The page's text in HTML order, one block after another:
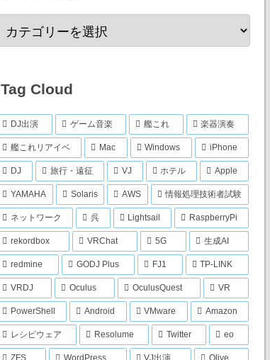
Tag Cloud
DJ出演 ゲーム音楽 艦これ 楽器演奏
艦これリアイベ Mac Windows iPhone
DJ 旅行・遠征 VJ ホテル Apple
YAMAHA Solaris AWS 情報処理技術者試験
ネットワーク 呉 Lightsail RaspberryPi
rekordbox VRChat 5G 生成AI
redmine GODJ Plus FJ1 TP-LINK
VRDJ Oculus OculusQuest VR
PowerShell Android VMware Amazon
レシピウェア Resolume Twitter eo
ZFS WordPress VJ出演 Olive